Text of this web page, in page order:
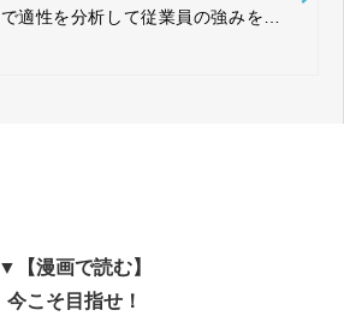
で適性を分析して従業員の強みを可
▼【漫画で読む】
今こそ目指せ！